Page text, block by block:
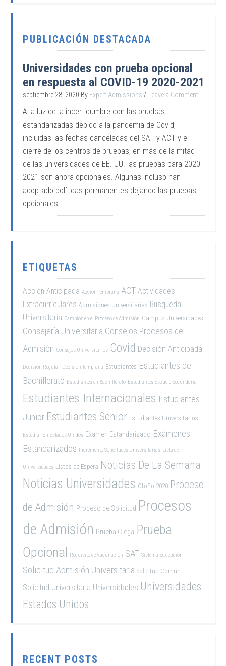
PUBLICACIÓN DESTACADA
Universidades con prueba opcional
en respuesta al COVID-19 2020-2021
septiembre 28, 2020 By Expert Admissions Leave a Comment
A la luz de la incertidumbre con las pruebas
estandarizadas debido a la pandemia de Covid,
incluidas las fechas canceladas del SAT y ACT y el
cierre de los centros de pruebas, en más de la mitad
de las universidades de EE. UU. las pruebas para 2020-
2021 son ahora opcionales. Algunas incluso han
adoptado políticas permanentes dejando las pruebas
opcionales.
ETIQUETAS
Acción Anticipada Acción Temprana ACT Actividades
Extracurriculares Admisiones Universitarias Busqueda
Universitaria Cambios en el Proceso de Admisión Campus Universidades
Consejería Universitaria Consejos Procesos de
Admisión Consejos Universitarios Covid Decisión Anticipada
Decisión Regular Decisión Temprana Estudiantes Estudiantes de
Bachillerato Estudiantes en Bachillerato Estudiantes Escuela Secundaria
Estudiantes Internacionales Estudiantes
Junior Estudiantes Senior Estudiantes Universitarios
Estudiar En Estados Unidos Examen Estandarizado Exámenes
Estandarizados Incremento Solicitudes Universitarias Lista de
Universidades Listas de Espera Noticias De La Semana
Noticias Universidades Otoño 2020 Proceso
de Admisión Proceso de Solicitud Procesos
de Admisión Prueba Ciega Prueba
Opcional Requisito de Vacunación SAT Sistema Educación
Solicitud Admisión Universitaria Solicitud Común
Solicitud Universitaria Universidades Universidades
Estados Unidos
RECENT POSTS